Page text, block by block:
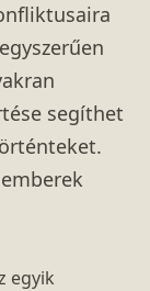
segíthet
egyik